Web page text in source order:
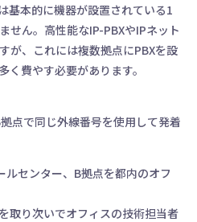
基本的に機器が設置されている1
せん。高性能なIP-PBXやIPネット
が、これには複数拠点にPBXを設
く費やす必要があります。
点で同じ外線番号を使用して発着
センター、B拠点を都内のオフ
取り次いでオフィスの技術担当者